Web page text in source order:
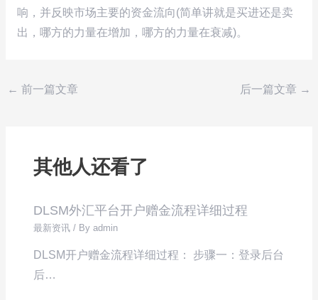
响，并反映市场主要的资金流向(简单讲就是买进还是卖
出，哪方的力量在增加，哪方的力量在衰减)。
← 前一篇文章 后一篇文章 →
其他人还看了
DLSM外汇平台开户赠金流程详细过程
最新资讯 / Byadmin
DLSM开户赠金流程详细过程： 步骤一：登录后台
后…